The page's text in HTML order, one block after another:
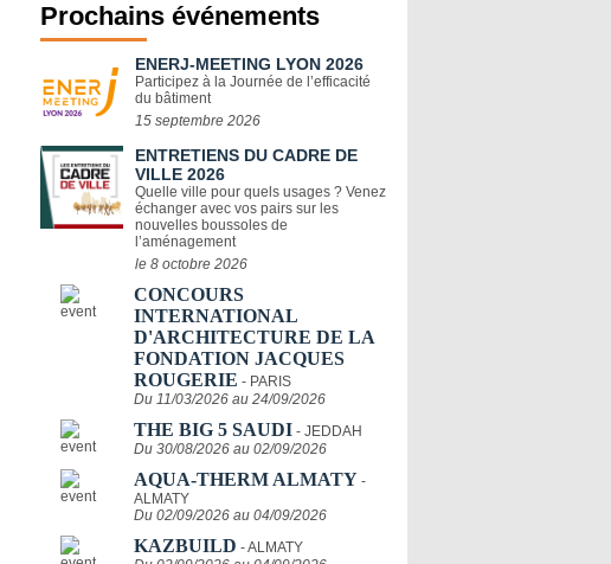
Prochains événements
ENERJ-MEETING LYON 2026
Participez à la Journée de l’efficacité
du bâtiment
15 septembre 2026
ENTRETIENS DU CADRE DE
VILLE 2026
Quelle ville pour quels usages ? Venez
échanger avec vos pairs sur les
nouvelles boussoles de
l’aménagement
le 8 octobre 2026
CONCOURS
INTERNATIONAL
D'ARCHITECTURE DE LA
FONDATION JACQUES
ROUGERIE - PARIS
Du 11/03/2026 au 24/09/2026
THE BIG 5 SAUDI - JEDDAH
Du 30/08/2026 au 02/09/2026
AQUA-THERM ALMATY -
ALMATY
Du 02/09/2026 au 04/09/2026
KAZBUILD - ALMATY